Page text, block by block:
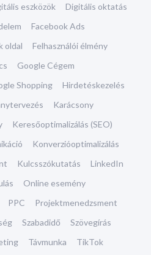
eszközök
Digitális oktatás
Facebook Ads
oldal
Felhasználói élmény
Google Cégem
Shopping
Hirdetéskezelés
Karácsony
Keresőoptimalizálás (SEO)
Konverzióoptimalizálás
Kulcsszókutatás
LinkedIn
Online esemény
PPC
Projektmenedzsment
Szabadidő
Szövegírás
Távmunka
TikTok